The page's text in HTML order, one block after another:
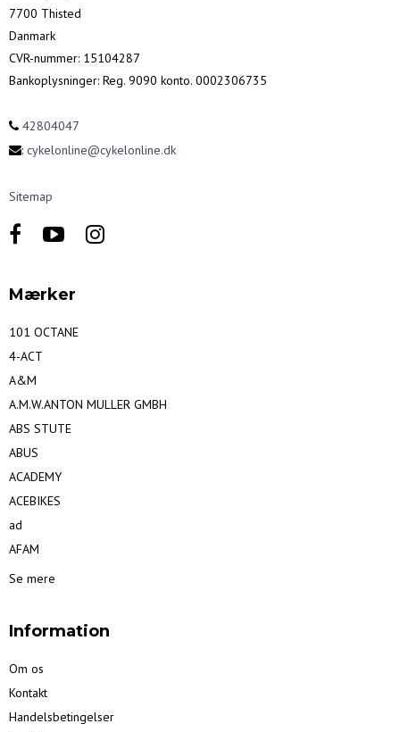
7700 Thisted
Danmark
CVR-nummer: 15104287
Bankoplysninger: Reg. 9090 konto. 0002306735
42804047
: cykelonline@cykelonline.dk
Sitemap
Mærker
101 OCTANE
4-ACT
A&M
A.M.W.ANTON MULLER GMBH
ABS STUTE
ABUS
ACADEMY
ACEBIKES
ad
AFAM
Se mere
Information
Om os
Kontakt
Handelsbetingelser